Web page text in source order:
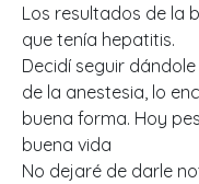
Los resultados de la
que tenía hepatitis.
Decidí seguir
de la anestesia, lo
buena forma. Hoy
buena vida
No dejaré de darle